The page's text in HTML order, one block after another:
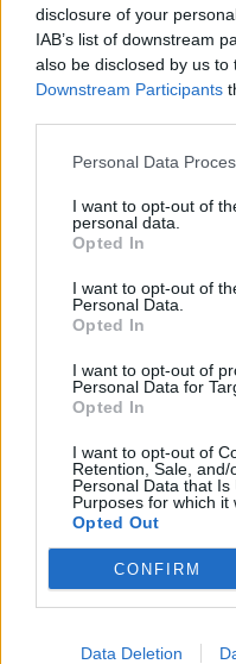
disclosure of your
IAB’s list of downstream
also be disclosed by us to
Downstream Participants
Personal Data
I want to opt-out of
personal data.
Opted In
I want to opt-out of
Personal Data.
Opted In
I want to opt-out of
Personal Data for
Opted In
I want to opt-out of
Retention, Sale,
Personal Data that
Purposes for which it
Opted Out
CONFIRM
Data Deletion
Θέατρο
Η Φένια Αποστόλου
παραμύθι του
10.12.25
Με το "Αποτύπωμα", η
σκοτεινό, ποιητικό χώρο
τις παραμορφώσεις του
μέσα από την κίνηση, τη